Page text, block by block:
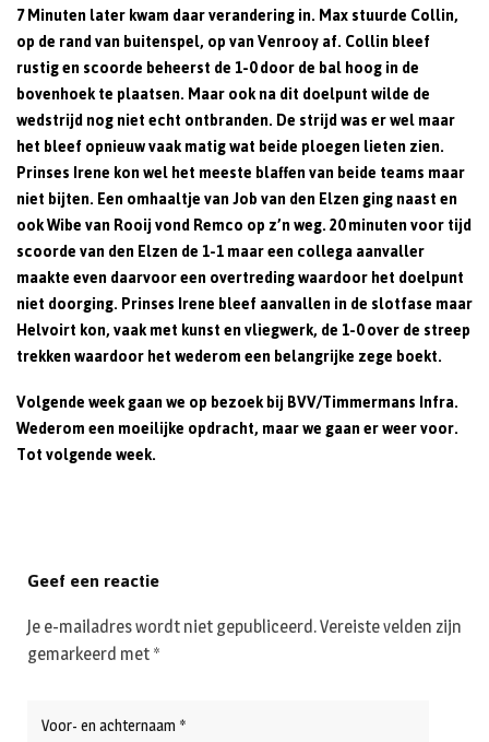
7 Minuten later kwam daar verandering in. Max stuurde Collin,
op de rand van buitenspel, op van Venrooy af. Collin bleef
rustig en scoorde beheerst de 1-0 door de bal hoog in de
bovenhoek te plaatsen. Maar ook na dit doelpunt wilde de
wedstrijd nog niet echt ontbranden. De strijd was er wel maar
het bleef opnieuw vaak matig wat beide ploegen lieten zien.
Prinses Irene kon wel het meeste blaffen van beide teams maar
niet bijten. Een omhaaltje van Job van den Elzen ging naast en
ook Wibe van Rooij vond Remco op z’n weg. 20 minuten voor tijd
scoorde van den Elzen de 1-1 maar een collega aanvaller
maakte even daarvoor een overtreding waardoor het doelpunt
niet doorging. Prinses Irene bleef aanvallen in de slotfase maar
Helvoirt kon, vaak met kunst en vliegwerk, de 1-0 over de streep
trekken waardoor het wederom een belangrijke zege boekt.
Volgende week gaan we op bezoek bij BVV/Timmermans Infra.
Wederom een moeilijke opdracht, maar we gaan er weer voor.
Tot volgende week.
Geef een reactie
Je e-mailadres wordt niet gepubliceerd.Vereiste velden zijn
gemarkeerd met *